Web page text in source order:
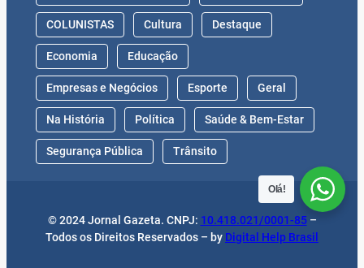
COLUNISTAS Cultura Destaque
Economia Educação
Empresas e Negócios Esporte Geral
Na História Política Saúde & Bem-Estar
Segurança Pública Trânsito
© 2024 Jornal Gazeta. CNPJ: 10.418.021/0001-85–
Todos os Direitos Reservados – by Digital Help Brasil
Olá!